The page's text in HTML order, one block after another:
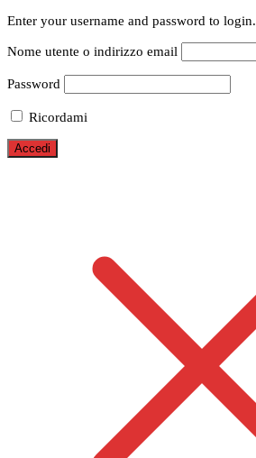
Enter your username and password to login.
Nome utente o indirizzo email
Password
Ricordami